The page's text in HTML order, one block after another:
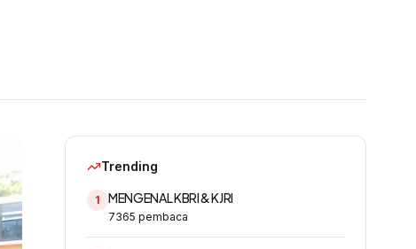
Trending
1 MENGENAL KBRI & KJRI
7365 pembaca